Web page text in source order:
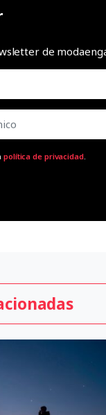
de
política de privacidad.